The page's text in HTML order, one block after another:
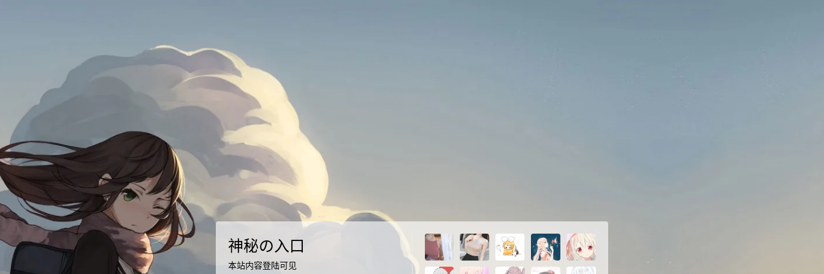
神秘の入口
本站内容登陆可见